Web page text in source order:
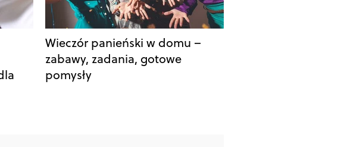
Wieczór panieński w domu –
zabawy, zadania, gotowe
pomysły